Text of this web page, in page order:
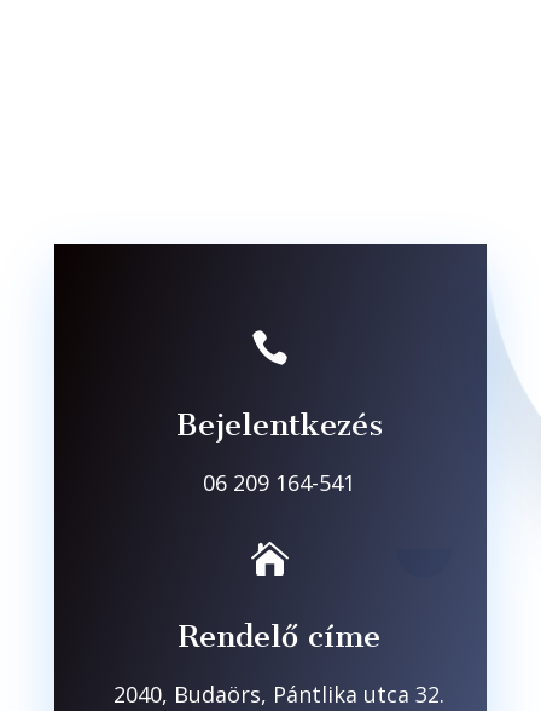

Bejelentkezés
06 209 164-541

Rendelő címe
2040, Budaörs, Pántlika utca 32.